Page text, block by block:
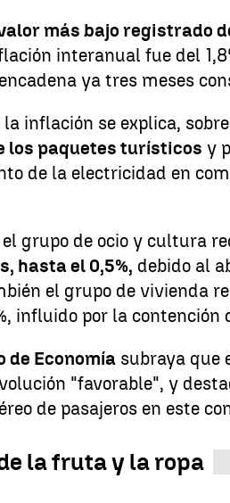
más bajo registrado
interanual fue del
ya tres meses
la inflación se explica,
los paquetes turísticos y
de la electricidad en
el grupo de ocio y cultura
hasta el 0,5%, debido al
el grupo de vivienda
influido por la contención
de Economía subraya que
"favorable", y
de pasajeros en este
la fruta y la ropa